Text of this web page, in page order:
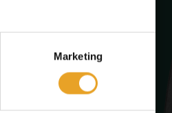
Marketing
halvdel